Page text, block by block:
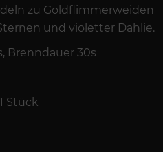
zu Goldflimmerweiden
und violetter Dahlie.
Brenndauer 30s
Stück